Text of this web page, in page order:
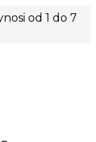
od 1 do 7